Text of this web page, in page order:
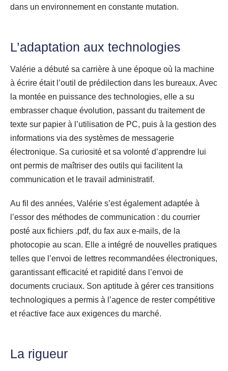
dans un environnement en constante mutation.
L’adaptation aux technologies
Valérie a débuté sa carrière à une époque où la machine
à écrire était l’outil de prédilection dans les bureaux. Avec
la montée en puissance des technologies, elle a su
embrasser chaque évolution, passant du traitement de
texte sur papier à l’utilisation de PC, puis à la gestion des
informations via des systèmes de messagerie
électronique. Sa curiosité et sa volonté d’apprendre lui
ont permis de maîtriser des outils qui facilitent la
communication et le travail administratif.
Au fil des années, Valérie s’est également adaptée à
l’essor des méthodes de communication : du courrier
posté aux fichiers .pdf, du fax aux e-mails, de la
photocopie au scan. Elle a intégré de nouvelles pratiques
telles que l’envoi de lettres recommandées électroniques,
garantissant efficacité et rapidité dans l’envoi de
documents cruciaux. Son aptitude à gérer ces transitions
technologiques a permis à l’agence de rester compétitive
et réactive face aux exigences du marché.
La rigueur